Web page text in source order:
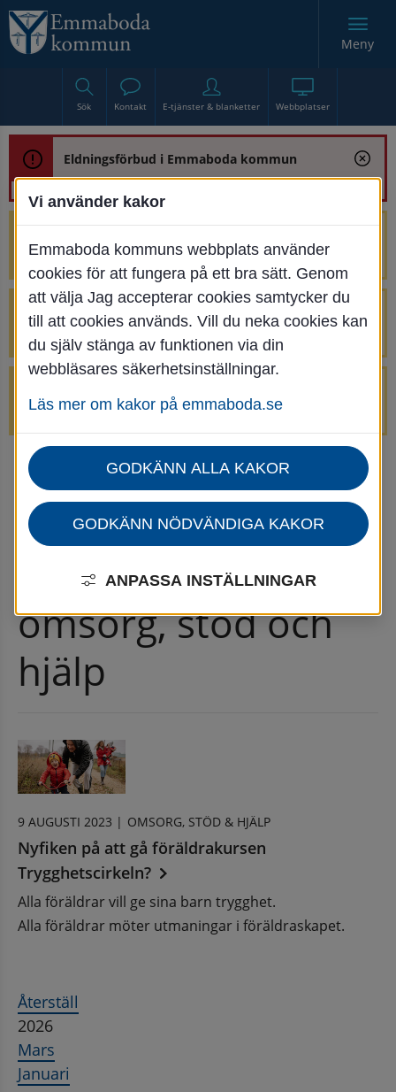
Sök Kontakt E-tjänster & blanketter Webbplatser
Meny
Eldningsförbud i Emmaboda kommun
renoveringen av Bjurbäcksbron
Tillfälliga avstängningar på Centrumtorget
v. 25-34
avstängda.
Startsida
Omsorg, stöd & hjälp
Nyheter för omsorg, stöd och hjälp
Nyhetsarkiv för omsorg, stöd och hjälp
Nyhetsarkiv för
omsorg, stöd och
hjälp
9 AUGUSTI 2023 | OMSORG, STÖD & HJÄLP
Nyfiken på att gå föräldrakursen
Trygghetscirkeln?
Alla föräldrar vill ge sina barn trygghet.
Alla föräldrar möter utmaningar i föräldraskapet.
Återställ
2026
Mars
Januari
Vi använder kakor
Emmaboda kommuns webbplats använder
cookies för att fungera på ett bra sätt. Genom
att välja Jag accepterar cookies samtycker du
till att cookies används. Vill du neka cookies kan
du själv stänga av funktionen via din
webbläsares säkerhetsinställningar.
Läs mer om kakor på emmaboda.se
GODKÄNN ALLA KAKOR
GODKÄNN NÖDVÄNDIGA KAKOR
ANPASSA INSTÄLLNINGAR